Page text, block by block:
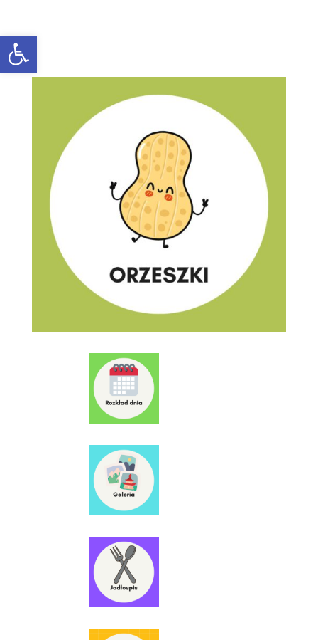
Open toolbar
O grupie
O grupie
O grupie